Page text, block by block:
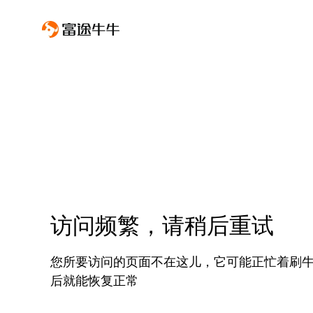
访问频繁，请稍后重试
您所要访问的页面不在这儿，它可能正忙着刷
后就能恢复正常